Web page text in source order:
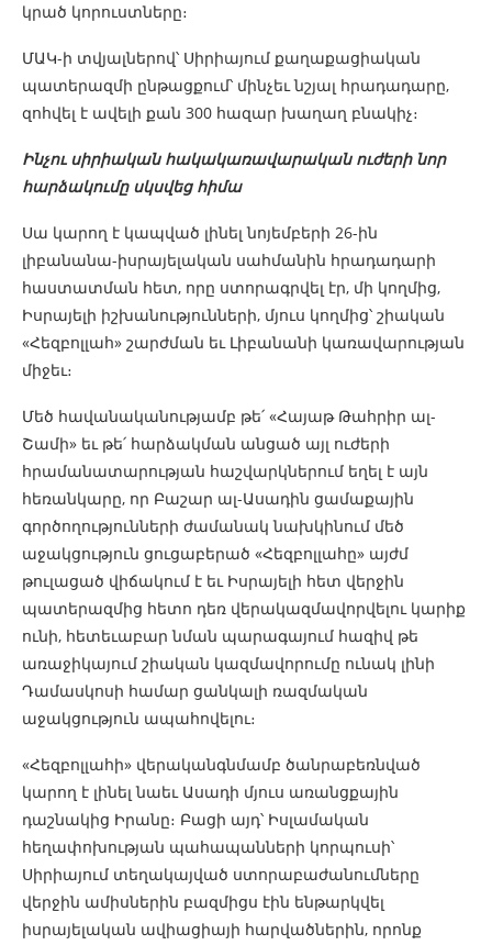
կրած կորուստները։
ՄԱԿ-ի տվյալներով՝ Սիրիայում քաղաքացիական
պատերազմի ընթացքում՝ մինչեւ նշյալ հրադադարը,
զոհվել է ավելի քան 300 հազար խաղաղ բնակիչ։
Ինչու սիրիական հակակառավարական ուժերի նոր
հարձակումը սկսվեց հիմա
Սա կարող է կապված լինել նոյեմբերի 26-ին
լիբանանա-իսրայելական սահմանին հրադադարի
հաստատման հետ, որը ստորագրվել էր, մի կողմից,
Իսրայելի իշխանությունների, մյուս կողմից՝ շիական
«Հեզբոլլահ» շարժման եւ Լիբանանի կառավարության
միջեւ։
Մեծ հավանականությամբ թե՛ «Հայաթ Թահրիր ալ-
Շամի» եւ թե՛ հարձակման անցած այլ ուժերի
հրամանատարության հաշվարկներում եղել է այն
հեռանկարը, որ Բաշար ալ-Ասադին ցամաքային
գործողությունների ժամանակ նախկինում մեծ
աջակցություն ցուցաբերած «Հեզբոլլահը» այժմ
թուլացած վիճակում է եւ Իսրայելի հետ վերջին
պատերազմից հետո դեռ վերակազմավորվելու կարիք
ունի, հետեւաբար նման պարագայում հազիվ թե
առաջիկայում շիական կազմավորումը ունակ լինի
Դամասկոսի համար ցանկալի ռազմական
աջակցություն ապահովելու։
«Հեզբոլլահի» վերականգնմամբ ծանրաբեռնված
կարող է լինել նաեւ Ասադի մյուս առանցքային
դաշնակից Իրանը։ Բացի այդ՝ Իսլամական
հեղափոխության պահապանների կորպուսի՝
Սիրիայում տեղակայված ստորաբաժանումները
վերջին ամիսներին բազմիցս էին ենթարկվել
իսրայելական ավիացիայի հարվածներին, որոնք